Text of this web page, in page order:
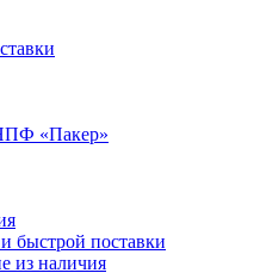
быстрой поставки